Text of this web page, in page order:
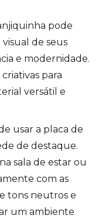
pode
de seus
e modernidade.
para
versátil e
usar a placa de
de destaque.
sala de estar ou
com as
tons neutros e
um ambiente